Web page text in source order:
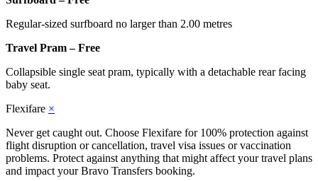
Regular-sized surfboard no larger than 2.00 metres
Travel Pram – Free
Collapsible single seat pram, typically with a detachable rear facing
baby seat.
Flexifare ×
Never get caught out. Choose Flexifare for 100% protection against
flight disruption or cancellation, travel visa issues or vaccination
problems. Protect against anything that might affect your travel plans
and impact your Bravo Transfers booking.